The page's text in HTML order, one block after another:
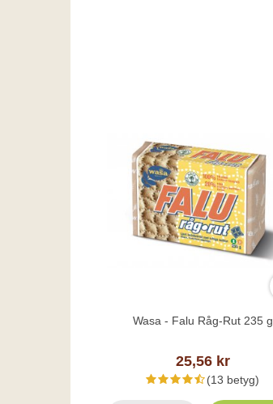
Wasa - Falu Råg-Rut 235 g
25,56 kr
(13 betyg)